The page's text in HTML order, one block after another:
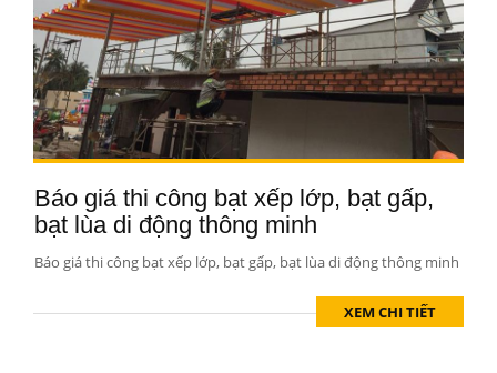
Báo giá thi công bạt xếp lớp, bạt gấp,
bạt lùa di động thông minh
Báo giá thi công bạt xếp lớp, bạt gấp, bạt lùa di động thông minh
XEM CHI TIẾT